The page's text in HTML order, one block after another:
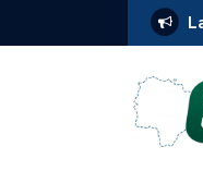
réu por receber Pix de